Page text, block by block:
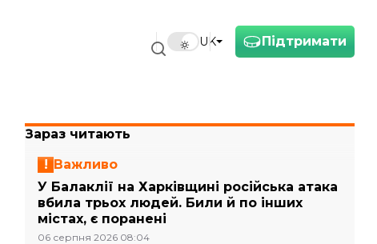
Підтримати
UK
Зараз читають
Важливо
У Балаклії на Харківщині російська атака
вбила трьох людей. Били й по інших
містах, є поранені
06 серпня 2026 08:04